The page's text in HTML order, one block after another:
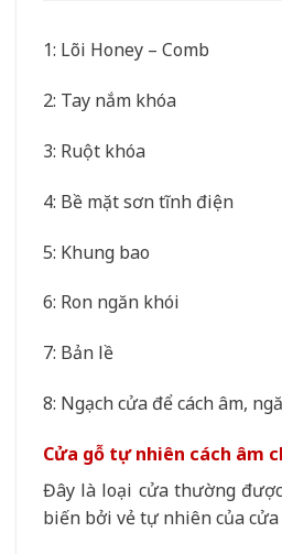
1: Lõi Honey – Comb
2: Tay nắm khóa
3: Ruột khóa
4: Bề mặt sơn tĩnh điện
5: Khung bao
6: Ron ngăn khói
7: Bản lề
8: Ngạch cửa để cách âm,
Cửa gỗ tự nhiên cách âm
Đây là loại cửa thường
biến bởi vẻ tự nhiên của cửa